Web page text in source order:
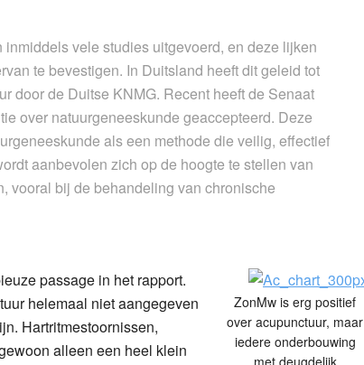
vele studies uitgevoerd, en deze lijken
te bevestigen. In Duitsland heeft dit geleid tot
door de Duitse KNMG. Recent heeft de Senaat
over natuurgeneeskunde geaccepteerd. Deze
als een methode die veilig, effectief
aanbevolen zich op de hoogte te stellen van
vooral bij de behandeling van chronische
ZonMw is erg positief
over acupunctuur, maar
iedere onderbouwing
met deugdelijk
passage in het rapport.
helemaal niet aangegeven
Hartritmestoornissen,
alleen een heel klein